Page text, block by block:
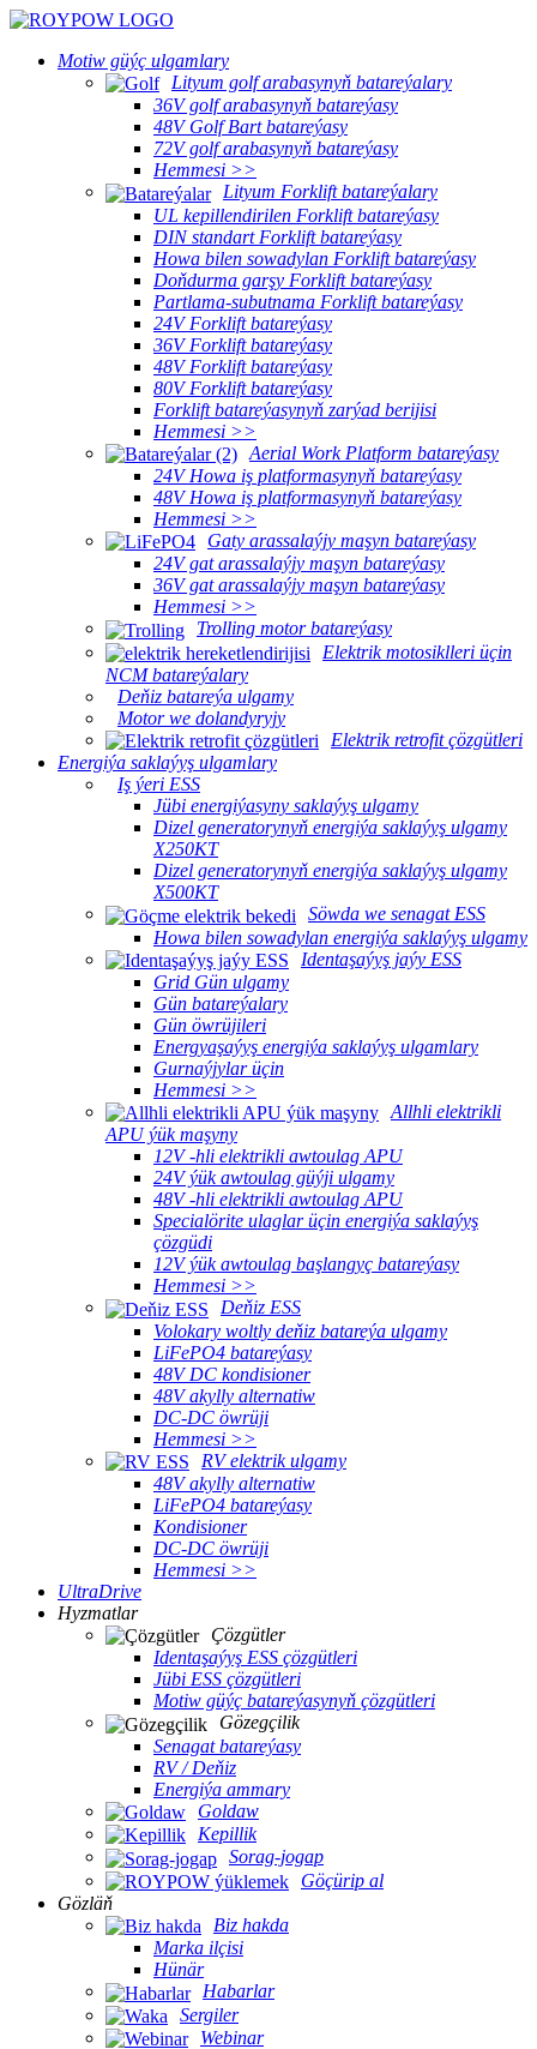
Motiw güýç ulgamlary
Lityum golf arabasynyň batareýalary
36V golf arabasynyň batareýasy
48V Golf Bart batareýasy
72V golf arabasynyň batareýasy
Hemmesi >>
Lityum Forklift batareýalary
UL kepillendirilen Forklift batareýasy
DIN standart Forklift batareýasy
Howa bilen sowadylan Forklift batareýasy
Doňdurma garşy Forklift batareýasy
Partlama-subutnama Forklift batareýasy
24V Forklift batareýasy
36V Forklift batareýasy
48V Forklift batareýasy
80V Forklift batareýasy
Forklift batareýasynyň zarýad berijisi
Hemmesi >>
Aerial Work Platform batareýasy
24V Howa iş platformasynyň batareýasy
48V Howa iş platformasynyň batareýasy
Hemmesi >>
Gaty arassalaýjy maşyn batareýasy
24V gat arassalaýjy maşyn batareýasy
36V gat arassalaýjy maşyn batareýasy
Hemmesi >>
Trolling motor batareýasy
Elektrik motosiklleri üçin
NCM batareýalary
Deňiz batareýa ulgamy
Motor we dolandyryjy
Elektrik retrofit çözgütleri
Energiýa saklaýyş ulgamlary
Iş ýeri ESS
Jübi energiýasyny saklaýyş ulgamy
Dizel generatorynyň energiýa saklaýyş ulgamy
X250KT
Dizel generatorynyň energiýa saklaýyş ulgamy
X500KT
Söwda we senagat ESS
Howa bilen sowadylan energiýa saklaýyş ulgamy
Identaşaýyş jaýy ESS
Grid Gün ulgamy
Gün batareýalary
Gün öwrüjileri
Energyaşaýyş energiýa saklaýyş ulgamlary
Gurnaýjylar üçin
Hemmesi >>
Allhli elektrikli
APU ýük maşyny
12V -hli elektrikli awtoulag APU
24V ýük awtoulag güýji ulgamy
48V -hli elektrikli awtoulag APU
Specialörite ulaglar üçin energiýa saklaýyş
çözgüdi
12V ýük awtoulag başlangyç batareýasy
Hemmesi >>
Deňiz ESS
Volokary woltly deňiz batareýa ulgamy
LiFePO4 batareýasy
48V DC kondisioner
48V akylly alternatiw
DC-DC öwrüji
Hemmesi >>
RV elektrik ulgamy
48V akylly alternatiw
LiFePO4 batareýasy
Kondisioner
DC-DC öwrüji
Hemmesi >>
UltraDrive
Hyzmatlar
Çözgütler
Identaşaýyş ESS çözgütleri
Jübi ESS çözgütleri
Motiw güýç batareýasynyň çözgütleri
Gözegçilik
Senagat batareýasy
RV / Deňiz
Energiýa ammary
Goldaw
Kepillik
Sorag-jogap
Göçürip al
Gözläň
Biz hakda
Marka ilçisi
Hünär
Habarlar
Sergiler
Webinar